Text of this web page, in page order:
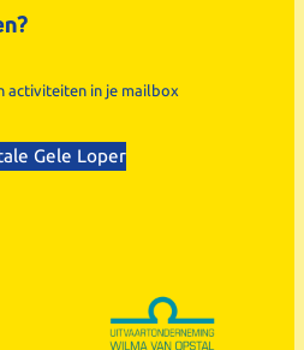
activiteiten in je mailbox
Gele Loper